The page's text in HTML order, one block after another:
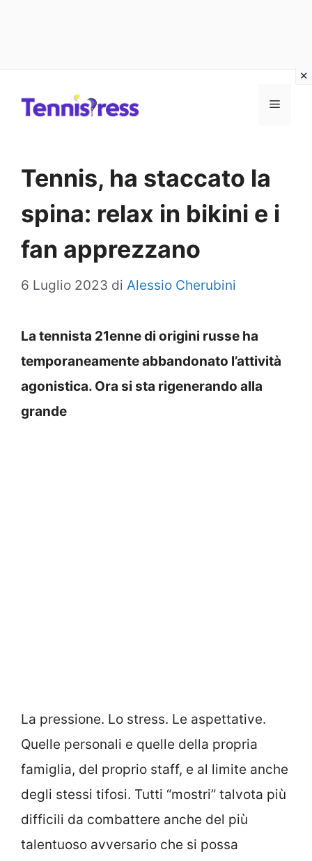
MENU
Tennis, ha staccato la
spina: relax in bikini e i
fan apprezzano
6 Luglio 2023 di Alessio Cherubini
La tennista 21enne di origini russe ha
temporaneamente abbandonato l’attività
agonistica. Ora si sta rigenerando alla
grande
La pressione. Lo stress. Le aspettative.
Quelle personali e quelle della propria
famiglia, del proprio staff, e al limite anche
degli stessi tifosi. Tutti “mostri” talvota più
difficili da combattere anche del più
talentuoso avversario che si possa